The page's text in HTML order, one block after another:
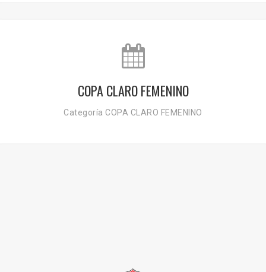
COPA CLARO FEMENINO
Categoría COPA CLARO FEMENINO